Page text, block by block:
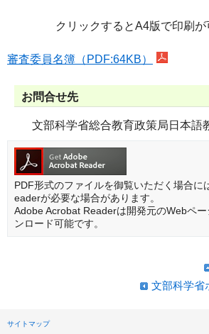
クリックするとA4版で印刷が
審査委員名簿（PDF:64KB）
お問合せ先
文部科学省総合教育政策局日本語
PDF形式のファイルを御覧いただく場合に
eaderが必要な場合があります。
Adobe Acrobat Readerは開発元のWebペ
ンロード可能です。
文部科学省
サイトマップ